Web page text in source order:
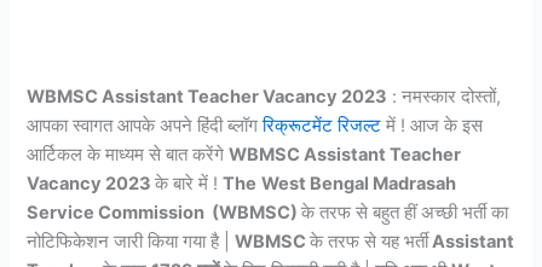
WBMSC Assistant Teacher Vacancy 2023 : नमस्कार दोस्तों,
आपका स्वागत आपके अपने हिंदी ब्लॉगरिक्रूटमेंट रिजल्ट में ! आज के इस
आर्टिकल के माध्यम से बात करेंगेWBMSC Assistant Teacher
Vacancy 2023 के बारे में !The West Bengal Madrasah
Service Commission (WBMSC)के तरफ से बहुत हीं अच्छी भर्ती का
नोटिफिकेशन जारी किया गया है |WBMSCके तरफ से यह भर्तीAssistant